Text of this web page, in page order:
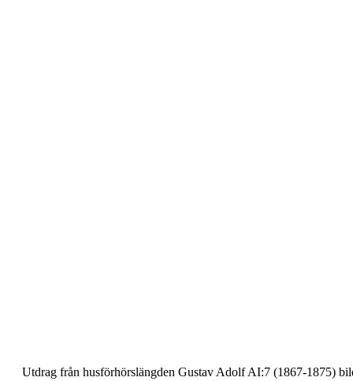
Utdrag från husförhörslängden Gustav Adolf AI:7 (1867-1875)